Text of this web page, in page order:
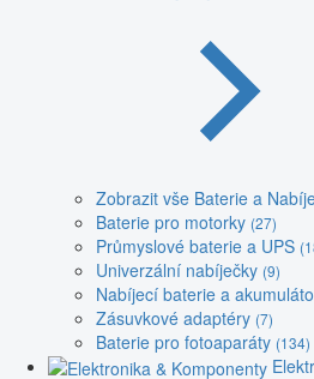
Zobrazit vše Baterie a
Baterie pro motorky (27)
Průmyslové baterie a UPS
Univerzální nabíječky (9)
Nabíjecí baterie a
Zásuvkové adaptéry (7)
Baterie pro fotoaparáty (134)